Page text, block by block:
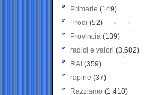
Primarie (149)
Prodi (52)
Provincia (139)
radici e valori (3.682)
RAI (359)
rapine (37)
Razzismo (1.410)